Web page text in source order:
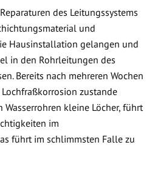
des Leitungssystems
und
Hausinstallation gelangen und
in den Rohrleitungen des
Bereits nach mehreren Wochen
zustande
Wasserrohren kleine Löcher, führt
im
führt im schlimmsten Falle zu